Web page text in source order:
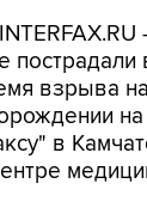
пострадали
взрыва
в